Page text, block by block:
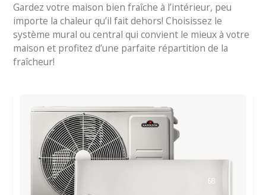
Gardez votre maison bien fraîche à l’intérieur, peu
importe la chaleur qu’il fait dehors! Choisissez le
système mural ou central qui convient le mieux à votre
maison et profitez d’une parfaite répartition de la
fraîcheur!